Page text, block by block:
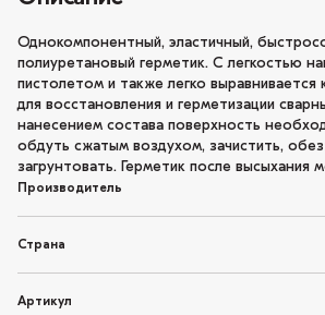
Однокомпонентный, эластичный,
полиуретановый герметик. С легкостью
пистолетом и также легко
для восстановления и герметизации
нанесением состава поверхность
обдуть сжатым воздухом, зачистить,
загрунтовать. Герметик после высыхания
Производитель
Страна
Артикул